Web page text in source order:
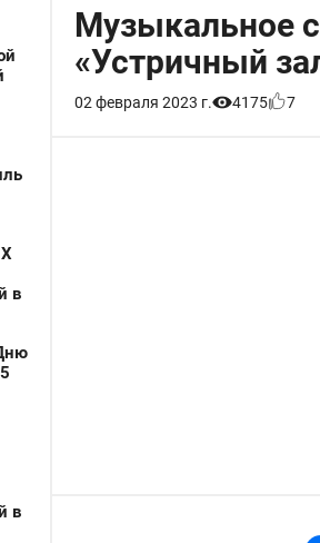
в
в
Музыкальное
«Устричный
02 февраля 2023 г. 4175 7